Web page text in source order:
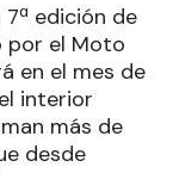
edición de
por el Moto
en el mes de
interior
más de
desde